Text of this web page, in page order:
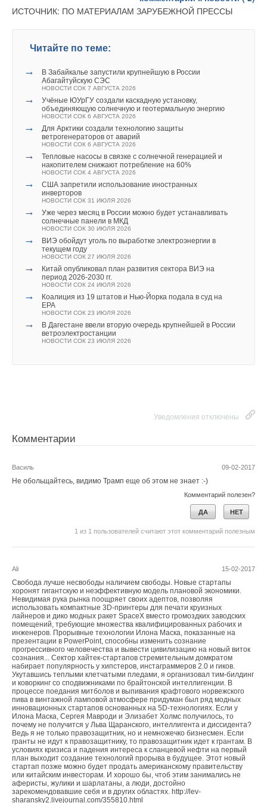
ИСТОЧНИК: ПО МАТЕРИАЛАМ ЗАРУБЕЖНОЙ ПРЕССЫ
Читайте по теме:
→
В Забайкалье запустили крупнейшую в России
Абагайтуйскую СЭС
НОВОСТИ СОК 7 АВГУСТА 2026
→
Учёные ЮУрГУ создали каскадную установку,
объединяющую солнечную и геотермальную энергию
НОВОСТИ СОК 6 АВГУСТА 2026
→
Для Арктики создали технологию защиты
ветрогенераторов от аварий
НОВОСТИ СОК 6 АВГУСТА 2026
→
Тепловые насосы в связке с солнечной генерацией и
накопителем снижают потребление на 60%
НОВОСТИ СОК 4 АВГУСТА 2026
→
США запретили использование иностранных
инверторов
НОВОСТИ СОК 31 ИЮЛЯ 2026
→
Уже через месяц в России можно будет устанавливать
солнечные панели в МКД
НОВОСТИ СОК 30 ИЮЛЯ 2026
→
ВИЭ обойдут уголь по выработке электроэнергии в
текущем году
НОВОСТИ СОК 27 ИЮЛЯ 2026
→
Китай опубликовал план развития сектора ВИЭ на
период 2026-2030 гг.
НОВОСТИ СОК 24 ИЮЛЯ 2026
→
Коалиция из 19 штатов и Нью-Йорка подала в суд на
EPA
НОВОСТИ СОК 23 ИЮЛЯ 2026
→
В Дагестане ввели вторую очередь крупнейшей в России
ветроэлектростанции
НОВОСТИ СОК 23 ИЮЛЯ 2026
Уведомления отключены
Комментарии
09-02-2017
Василь
Не обольщайтесь, видимо Трамп еще об этом не знает :-)
Комментарий полезен?
ДА НЕТ
1 из 1 пользователей считают этот комментарий полезным
15-02-2017
Ali
Свобода лучше несвободы наличием свободы. Новые стартапы
хоронят гигантскую и неэффективную модель плановой экономики.
Невидимая рука рынка поощряет своих адептов, позволяя
использовать компактные 3D-принтеры для печати круизных
лайнеров и дико модных ракет SpaceX вместо громоздких заводских
помещений, требующие множества квалифицированных рабочих и
инженеров. Прорывные технологии Илона Маска, показанные на
презентации в PowerPoint, способны изменить сознание
прогрессивного человечества и вывести цивилизацию на новый виток
сознания... Сектор хайтек-стартапов стремительным домкратом
набирает популярность у хипстеров, инстаграммеров 2.0 и гиков.
Укутавшись теплыми клетчатыми пледами, я организовал тим-билдинг
и коворкинг со сподвижниками по брайтонской интеллигенции. В
процессе поедания митболов и выпивания крафтового норвежского
пива в винтажной ламповой атмосфере придуман был ряд модных
инновационных стартапов основанных на 5D-технологиях. Если у
Илона Маска, Сергея Мавроди и Элизабет Холмс получилось, то
почему не получится у Льва Щаранского, интеллигента и диссидента?
Ведь я не только правозащитник, но и немножечко бизнесмен. Если
гранты не идут к правозащитнику, то правозащитник идет к грантам. В
условиях кризиса и падения интереса к сланцевой нефти на первый
план выходит создание технологий прорыва в будущее. Этот новый
стартап позже можно будет продать американскому правительству
или китайским инвесторам. И хорошо бы, чтоб этим занимались не
аферисты, жулики и шарлатаны, а люди, достойно
зарекомендовавшие себя и в других областях. http://lev-
sharansky2.livejournal.com/355810.html
Ваше имя *
Ваш E-mail *
Текст комментария
Ваш E-mail *
Текст комментария
→
«РУСКЛИМАТ Fest 2026» в Уфе собрал свыше 700
→
Инверторные накопительные водонагреватели Royal
Thermo: чем отличаются три серии
ЖУРНАЛ СОК АВГУСТ 2026
→ «Русклимат» укрепляет партнёрство за Уралом
НОВОСТИ СОК 31 ИЮЛЯ 2026
Royal Thermo укрепляет технологическое лидерство:
компания получила патент на новую разработку
НОВОСТИ СОК 3 ИЮЛЯ 2026
Как «Русклимат» формирует новые стандарты в ОВКЭС
НОВОСТИ СОК 2 ИЮЛЯ 2026
Российское качество мирового уровня
→ ЕВРАРОС и РЭЦ обсудили возможности для роста
НОВОСТИ СОК 16 ИЮНЯ 2026
→ AURUS на ПМЭФ-2026: превосходство дизайна
НОВОСТИ СОК 10 ИЮНЯ 2026
Русклимат на ПМЭФ-2026: инновации и партнёрства
НОВОСТИ СОК 9 ИЮНЯ 2026
Свежий воздух без компромиссов: новые приточно-
вытяжные установки SHUFT UniMAX для квартиры и
частного дома
ЖУРНАЛ СОК ИЮНЬ 2026
Добавить комментарий
Ваше имя *
Текст комментария